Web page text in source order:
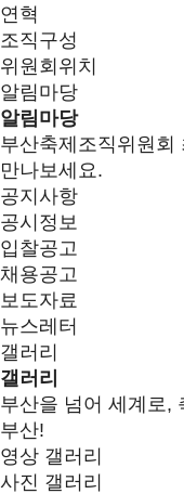
연혁
조직구성
위원회위치
알림마당
알림마당
부산축제조직위원회
만나보세요.
공지사항
공시정보
입찰공고
채용공고
보도자료
뉴스레터
갤러리
갤러리
부산을 넘어 세계로,
부산!
영상 갤러리
사진 갤러리